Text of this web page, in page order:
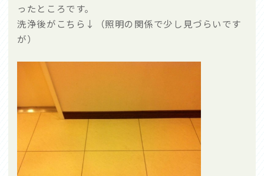
ったところです。
洗浄後がこちら↓（照明の関係で少し見づらいです
が）